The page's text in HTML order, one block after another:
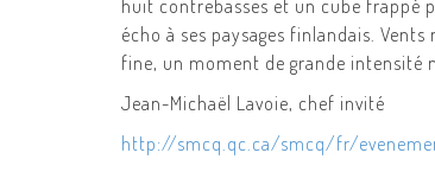
huit contrebasses et un cube frappé
écho à ses paysages finlandais.
fine, un moment de grande intensité
Jean-Michaël Lavoie, chef invité
http://smcq.qc.ca/smcq/fr/